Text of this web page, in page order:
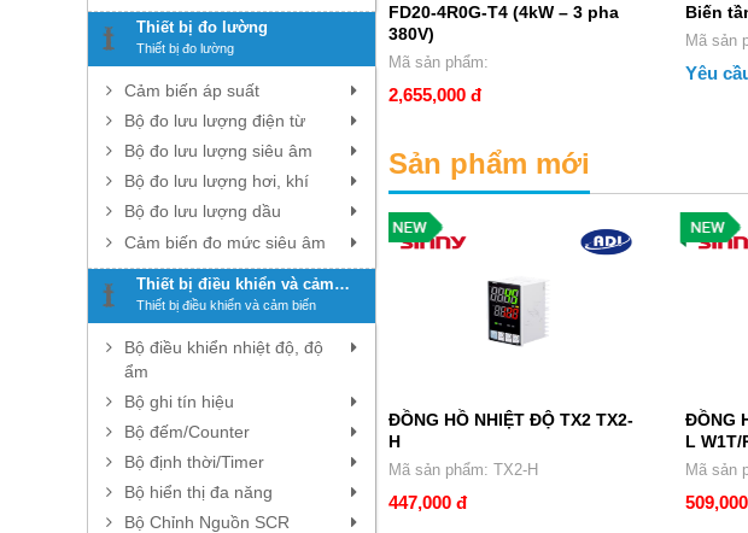
Thiết bị đo lường
Thiết bị đo lường
Cảm biến áp suất
Bộ đo lưu lượng điện từ
Bộ đo lưu lượng siêu âm
Bộ đo lưu lượng hơi, khí
Bộ đo lưu lượng dầu
Cảm biến đo mức siêu âm
Thiết bị điều khiển và cảm
biến
Thiết bị điều khiển và cảm biến
Bộ điều khiển nhiệt độ, độ
ẩm
Bộ ghi tín hiệu
Bộ đếm/Counter
Bộ định thời/Timer
Bộ hiển thị đa năng
Bộ Chỉnh Nguồn SCR
FD500-0R7G-4-B (0.75kW – 3
pha 380V)
2,603,000 đ
FD20-4R0G-T4 (4kW – 3 pha
380V)
Mã sản phẩm:
2,655,000 đ
Biến
Yêu
Sản phẩm mới
TH1-L RR-2
Mã sản phẩm: TH1-L RR-2
916,000 đ
ĐỒNG HỒ NHIỆT ĐỘ TX2 TX2-
H
Mã sản phẩm: TX2-H
447,000 đ
ĐỒNG
L W1T/